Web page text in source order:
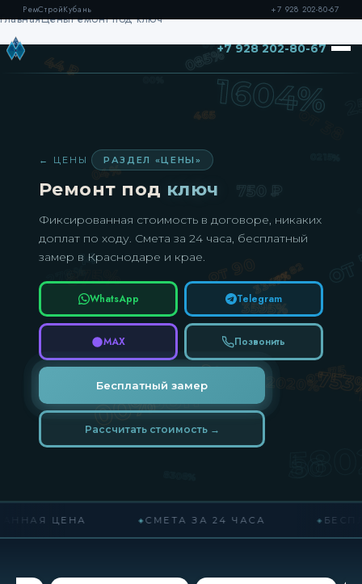
РемСтройКубань +7 928 202-80-67
+7 928 202-80-67
ГлавнаяЦеныРемонт под ключ
← ЦЕНЫ РАЗДЕЛ «ЦЕНЫ»
Ремонт под ключ
Фиксированная стоимость в договоре, никаких
доплат по ходу. Смета за 24 часа, бесплатный
замер в Краснодаре и крае.
WhatsApp Telegram
MAX Позвонить
Бесплатный замер
Рассчитать стоимость →
ЦЕНА СМЕТА ЗА 24 ЧАСА